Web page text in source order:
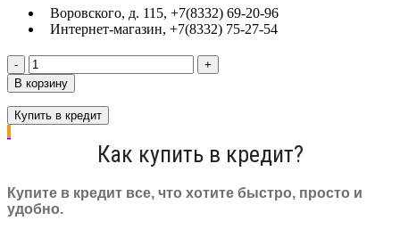
Воровского, д. 115, +7(8332) 69-20-96
Интернет-магазин, +7(8332) 75-27-54
Количество
товара
Комплект
втулка
планетарная
C3000-
7C
В корзину
Купить в кредит
Как купить в кредит?
Купите в кредит все, что хотите быстро, просто и
удобно.